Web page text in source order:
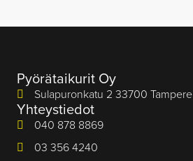
Pyörätaikurit Oy
Sulapuronkatu 2 33700 Tampere
Yhteystiedot
040 878 8869
03 356 4240